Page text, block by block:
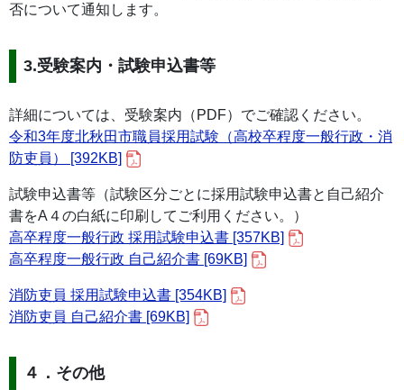
否について通知します。
3.受験案内・試験申込書等
詳細については、受験案内（PDF）でご確認ください。
令和3年度北秋田市職員採用試験（高校卒程度一般行政・消
防吏員） [392KB]
試験申込書等（試験区分ごとに採用試験申込書と自己紹介
書をA４の白紙に印刷してご利用ください。）
高卒程度一般行政 採用試験申込書 [357KB]
高卒程度一般行政 自己紹介書 [69KB]
消防吏員 採用試験申込書 [354KB]
消防吏員 自己紹介書 [69KB]
４．その他